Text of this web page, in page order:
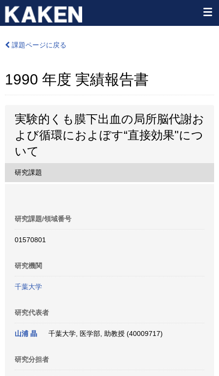
課題ページに戻る
1990 年度 実績報告書
実験的くも膜下出血の局所脳代謝お
よび循環におよぼす“直接効果"につ
いて
研究課題
研究課題/領域番号
01570801
研究機関
千葉大学
研究代表者
山浦 晶 千葉大学, 医学部, 助教授 (40009717)
研究分担者